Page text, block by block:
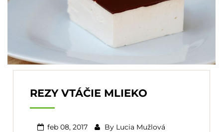
REZY VTÁČIE MLIEKO
feb 08, 2017 By Lucia Mužlová